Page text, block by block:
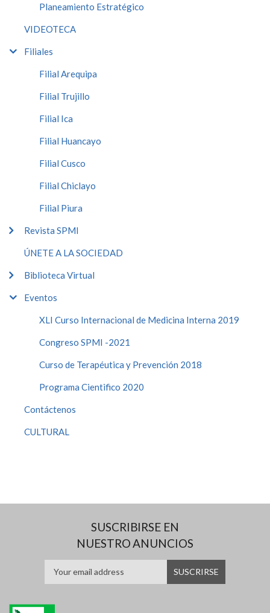
Planeamiento Estratégico
VIDEOTECA
Filiales
Filial Arequipa
Filial Trujillo
Filial Ica
Filial Huancayo
Filial Cusco
Filial Chiclayo
Filial Piura
Revista SPMI
ÚNETE A LA SOCIEDAD
Biblioteca Virtual
Eventos
XLI Curso Internacional de Medicina Interna 2019
Congreso SPMI -2021
Curso de Terapéutica y Prevención 2018
Programa Cientifico 2020
Contáctenos
CULTURAL
SUSCRIBIRSE EN
NUESTRO ANUNCIOS